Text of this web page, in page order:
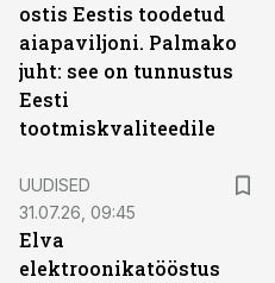
ostis Eestis toodetud
aiapaviljoni. Palmako
juht: see on tunnustus
Eesti
tootmiskvaliteedile
UUDISED
31.07.26, 09:45
Elva
elektroonikatööstus